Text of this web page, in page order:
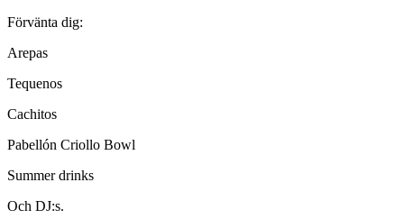
Förvänta dig:
Arepas
Tequenos
Cachitos
Pabellón Criollo Bowl
Summer drinks
Och DJ:s.